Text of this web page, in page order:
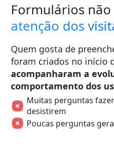
Formulários
atenção dos
Quem gosta de
foram criados no início
acompanharam a
comportamento dos
Muitas perguntas
desistirem
Poucas perguntas